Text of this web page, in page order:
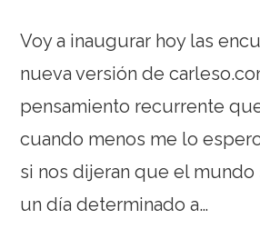
Voy a inaugurar hoy las
nueva versión de
pensamiento recurrente
cuando menos me lo
si nos dijeran que el mundo
un día determinado a…